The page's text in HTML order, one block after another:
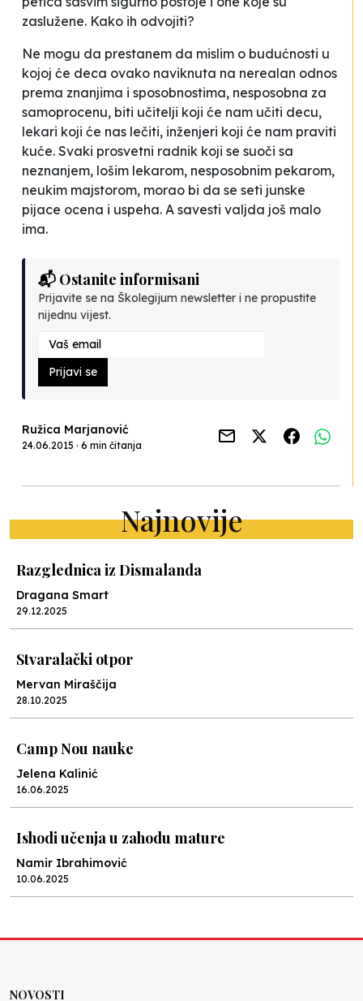
zaslužene. Kako ih odvojiti?
Ne mogu da prestanem da mislim o budućnosti u
kojoj će deca ovako naviknuta na nerealan odnos
prema znanjima i sposobnostima, nesposobna za
samoprocenu, biti učitelji koji će nam učiti decu,
lekari koji će nas lečiti, inženjeri koji će nam praviti
kuće. Svaki prosvetni radnik koji se suoči sa
neznanjem, lošim lekarom, nesposobnim pekarom,
neukim majstorom, morao bi da se seti junske
pijace ocena i uspeha. A savesti valjda još malo
ima.
📬 Ostanite informisani
Prijavite se na Školegijum newsletter i ne propustite
nijednu vijest.
Prijavi se
Ružica Marjanović
24.06.2015 · 6 min čitanja
Najnovije
Razglednica iz Dismalanda
Dragana Smart
29.12.2025
Stvaralački otpor
Mervan Miraščija
28.10.2025
Camp Nou nauke
Jelena Kalinić
16.06.2025
Ishodi učenja u zahodu mature
Namir Ibrahimović
10.06.2025
NOVOSTI